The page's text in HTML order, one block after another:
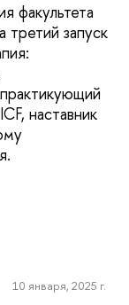
факультета
третий запуск
наставник
10 января, 2025 г.